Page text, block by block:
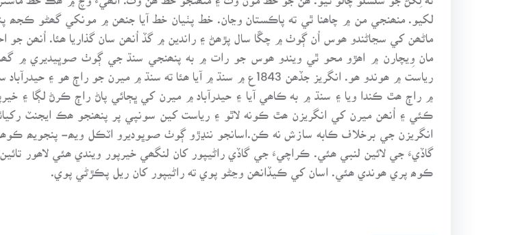
لکيو. منھنجي من ۾ چاھنا ٿي ته پاڪستان وڃان. خط پٺيان خط آيا جنھن ۾ مونکي گھڻو ڪجھ
ماڻھن کي سڃاڻندو ھوس اُن ڳوٺ ۾ چڱا سال پڙھڻ ۽ راندين ۾ گڏ اُنھن سان گذاريا ھئا. اُنھن جو
مان وِيچارن ۾ اھڙو محو ٿي ويندو ھوس جو رات ۾ به پنھنجي سنڌ جي ڳوٺ صوڀيديري ۾
۾ راڄ ھٿ ڪندا ويا ۽ سنڌ ۾ به ڪاھي آيا ۽ حيدرآباد ۾ ميرن کي ڀڄائي پاڻ راڄ ڪرڻ لڳا ۽
ڪئي ۽ اُنھن ميرن کي انگريزن ھٿ ڪونه لاٿو ۽ رياست کين سونپي پر پنھنجو ھڪ ايجنٽ
انگريزن جي برخلاف ڪابه سازش نه ڪن.اسانجو ننڍڙو ڳوٺ صوڀوديرو اٽڪل ويھ- پنجويھ
گاڏيءَ جي لائين لنبي ھئي. ڪراچيءَ جي گاڏي راڻيپور کان لنگھي خيرپور ويندي ھئي لاھور
ڪوھ پري ھوندي ھئي. اسان کي ڪيڏانھن وڃڻو پوي ته راڻيپور کان ريل پڪڙڻي پوي.